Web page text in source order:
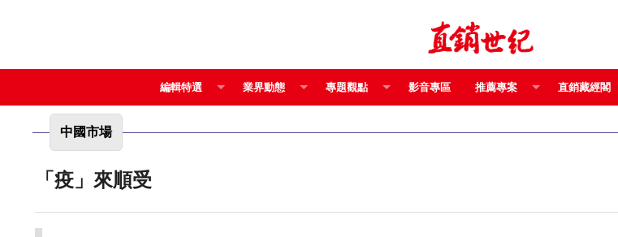
編輯特選 業界動態 專題觀點 影音專區 推薦專案 直銷藏經閣
中國市場
「疫」來順受